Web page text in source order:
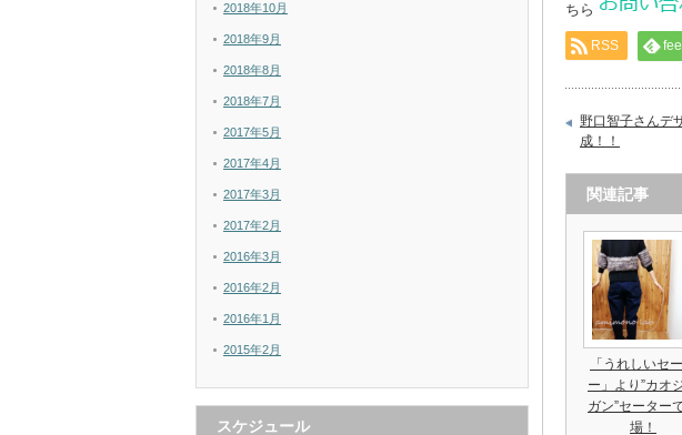
ちら
RSS
野口智子さんデ
成！！
関連記事
「うれしいセ
ー」より”カオ
ガン”セーター
場！
2018年10月
2018年9月
2018年8月
2018年7月
2017年5月
2017年4月
2017年3月
2017年2月
2016年3月
2016年2月
2016年1月
2015年2月
スケジュール